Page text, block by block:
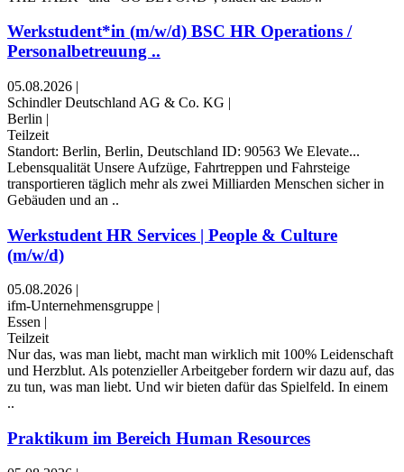
Werkstudent*in (m/w/d) BSC HR Operations /
Personalbetreuung ..
05.08.2026 |
Schindler Deutschland AG & Co. KG |
Berlin |
Teilzeit
Standort: Berlin, Berlin, Deutschland ID: 90563 We Elevate...
Lebensqualität Unsere Aufzüge, Fahrtreppen und Fahrsteige
transportieren täglich mehr als zwei Milliarden Menschen sicher in
Gebäuden und an ..
Werkstudent HR Services | People & Culture
(m/w/d)
05.08.2026 |
ifm-Unternehmensgruppe |
Essen |
Teilzeit
Nur das, was man liebt, macht man wirklich mit 100% Leidenschaft
und Herzblut. Als potenzieller Arbeitgeber fordern wir dazu auf, das
zu tun, was man liebt. Und wir bieten dafür das Spielfeld. In einem
..
Praktikum im Bereich Human Resources